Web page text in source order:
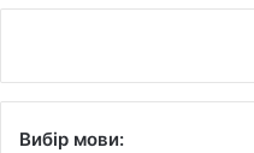
Вибір мови: